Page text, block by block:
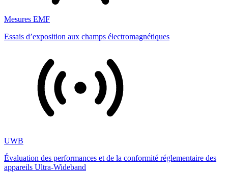
Mesures EMF
Essais d’exposition aux champs électromagnétiques
UWB
Évaluation des performances et de la conformité réglementaire des
appareils Ultra-Wideband